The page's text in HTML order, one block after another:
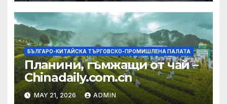
БЪЛГАРО-КИТАЙСКА ТЪРГОВСКО-ПРОМИШЛЕНА ПАЛАТА
Планини, гъмжащи от чай –
Chinadaily.com.cn
MAY 21, 2026 ADMIN